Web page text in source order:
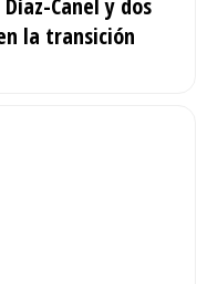
Canel y dos
la transición